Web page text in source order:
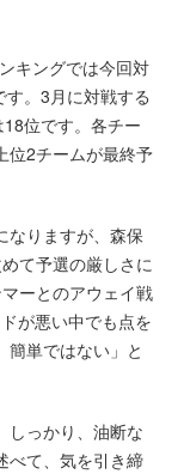
キングでは今回対
。3月に対戦する
位です。各チー
位2チームが最終予
なりますが、森保
て予選の厳しさに
ーとのアウェイ戦
が悪い中でも点を
簡単ではない」と
しっかり、油断な
べて、気を引き締